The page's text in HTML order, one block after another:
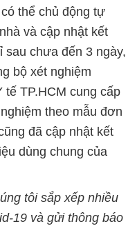
thể chủ động tự
và cập nhật kết
sau chưa đến 3 ngày,
bộ xét nghiệm
tế TP.HCM cung cấp
theo mẫu đơn
đã cập nhật kết
dùng chung của
tôi sắp xếp nhiều
19 và gửi thông báo